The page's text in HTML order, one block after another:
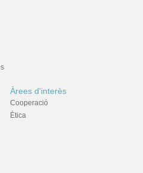
Àrees d'interès
Cooperació
Ètica